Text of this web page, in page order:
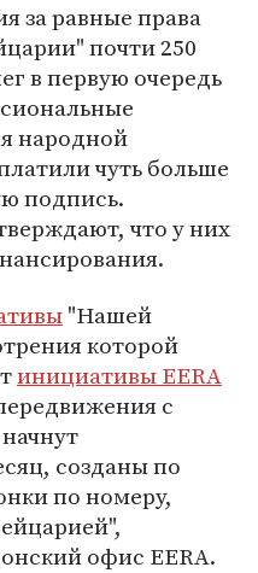
за равные права
почти 250
в первую очередь
народной
чуть больше
подпись.
что у них
"Нашей
которой
инициативы EERA
с
созданы по
по номеру,
офис EERA.